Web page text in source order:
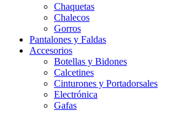
Chaquetas
Chalecos
Gorros
Pantalones y Faldas
Accesorios
Botellas y Bidones
Calcetines
Cinturones y Portadorsales
Electrónica
Gafas